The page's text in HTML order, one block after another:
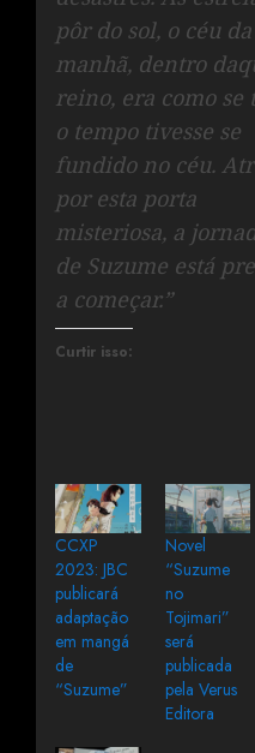
pôr do sol, o céu da
manhã, dentro
reino, era como se
o tempo tivesse se
fundido no céu.
por esta porta
misteriosa, a
de Suzume está
a começar.”
Curtir isso:
CCXP
2023: JBC
publicará
adaptação
em mangá
de
“Suzume”
Novel
“Suzume
no
Tojimari”
será
publicada
pela Verus
Editora